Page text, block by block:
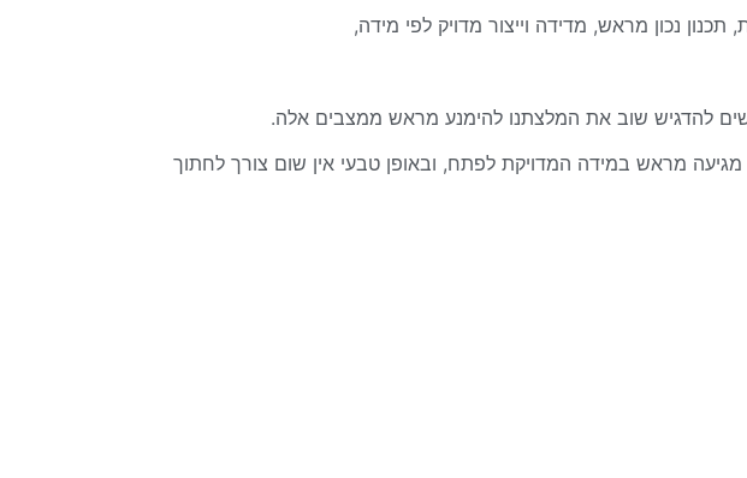
תכנון נכון מראש, מדידה וייצור מדויק לפי מידה,
להדגיש שוב את המלצתנו להימנע מראש ממצבים אלה.
מראש במידה המדויקת לפתח, ובאופן טבעי אין שום צורך לחתוך